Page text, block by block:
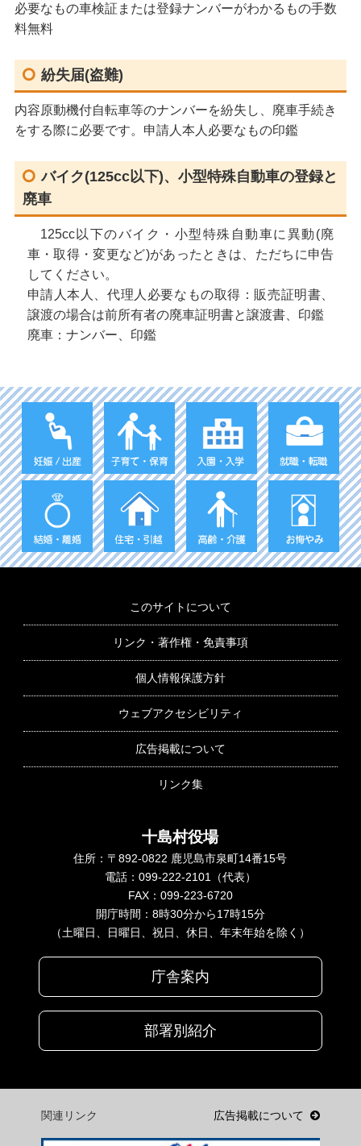
必要なもの車検証または登録ナンバーがわかるもの手数
料無料
紛失届(盗難)
内容原動機付自転車等のナンバーを紛失し、廃車手続き
をする際に必要です。申請人本人必要なもの印鑑
バイク(125cc以下)、小型特殊自動車の登録と
廃車
125cc以下のバイク・小型特殊自動車に異動(廃
車・取得・変更など)があったときは、ただちに申告
してください。
申請人本人、代理人必要なもの取得：販売証明書、
譲渡の場合は前所有者の廃車証明書と譲渡書、印鑑
廃車：ナンバー、印鑑
このサイトについて
リンク・著作権・免責事項
個人情報保護方針
ウェブアクセシビリティ
広告掲載について
リンク集
十島村役場
住所：〒892-0822 鹿児島市泉町14番15号
電話：099-222-2101（代表）
FAX：099-223-6720
開庁時間：8時30分から17時15分
（土曜日、日曜日、祝日、休日、年末年始を除く）
庁舎案内
部署別紹介
関連リンク 広告掲載について